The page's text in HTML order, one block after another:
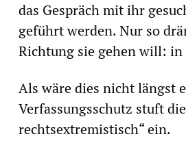
das Gespräch mit ihr
geführt werden. Nur so
Richtung sie gehen will: in
Als wäre dies nicht längst
Verfassungsschutz stuft
rechtsextremistisch“ ein.